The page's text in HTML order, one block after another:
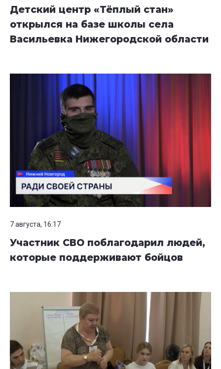
Детский центр «Тёплый стан»
открылся на базе школы села
Васильевка Нижегородской области
7 августа, 16:17
Участник СВО поблагодарил людей,
которые поддерживают бойцов